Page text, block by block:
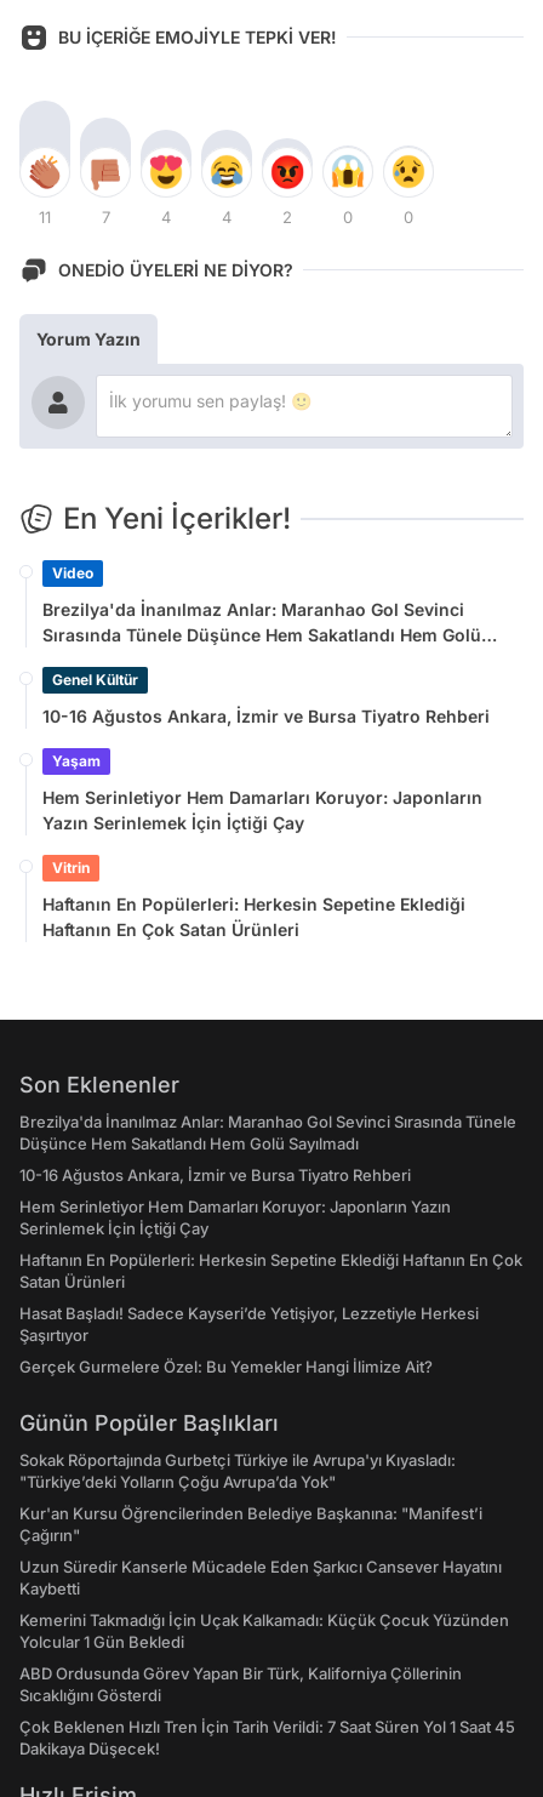
BU İÇERİĞE EMOJİYLE TEPKİ VER!
11 7 4 4 2 0 0
ONEDİO ÜYELERİ NE DİYOR?
Yorum Yazın
En Yeni İçerikler!
Video
Brezilya'da İnanılmaz Anlar: Maranhao Gol Sevinci
Sırasında Tünele Düşünce Hem Sakatlandı Hem Golü
Genel Kültür
10-16 Ağustos Ankara, İzmir ve Bursa Tiyatro Rehberi
Yaşam
Hem Serinletiyor Hem Damarları Koruyor: Japonların
Yazın Serinlemek İçin İçtiği Çay
Vitrin
Haftanın En Popülerleri: Herkesin Sepetine Eklediği
Haftanın En Çok Satan Ürünleri
Son Eklenenler
Brezilya'da İnanılmaz Anlar: Maranhao Gol Sevinci Sırasında Tünele
Düşünce Hem Sakatlandı Hem Golü Sayılmadı
10-16 Ağustos Ankara, İzmir ve Bursa Tiyatro Rehberi
Hem Serinletiyor Hem Damarları Koruyor: Japonların Yazın
Serinlemek İçin İçtiği Çay
Haftanın En Popülerleri: Herkesin Sepetine Eklediği Haftanın En Çok
Satan Ürünleri
Hasat Başladı! Sadece Kayseri’de Yetişiyor, Lezzetiyle Herkesi
Şaşırtıyor
Gerçek Gurmelere Özel: Bu Yemekler Hangi İlimize Ait?
Günün Popüler Başlıkları
Sokak Röportajında Gurbetçi Türkiye ile Avrupa'yı Kıyasladı:
"Türkiye’deki Yolların Çoğu Avrupa’da Yok"
Kur'an Kursu Öğrencilerinden Belediye Başkanına: "Manifest’i
Çağırın"
Uzun Süredir Kanserle Mücadele Eden Şarkıcı Cansever Hayatını
Kaybetti
Kemerini Takmadığı İçin Uçak Kalkamadı: Küçük Çocuk Yüzünden
Yolcular 1 Gün Bekledi
ABD Ordusunda Görev Yapan Bir Türk, Kaliforniya Çöllerinin
Sıcaklığını Gösterdi
Çok Beklenen Hızlı Tren İçin Tarih Verildi: 7 Saat Süren Yol 1 Saat 45
Dakikaya Düşecek!